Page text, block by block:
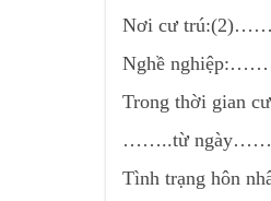
Nơi cư
Nghề
Trong thời
……..từ
Tình trạng